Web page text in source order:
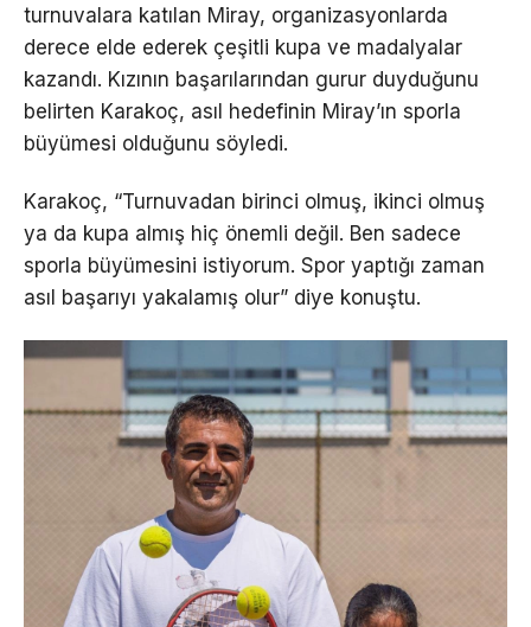
turnuvalara katılan Miray, organizasyonlarda
derece elde ederek çeşitli kupa ve madalyalar
kazandı. Kızının başarılarından gurur duyduğunu
belirten Karakoç, asıl hedefinin Miray’ın sporla
büyümesi olduğunu söyledi.
Karakoç, “Turnuvadan birinci olmuş, ikinci olmuş
ya da kupa almış hiç önemli değil. Ben sadece
sporla büyümesini istiyorum. Spor yaptığı zaman
asıl başarıyı yakalamış olur” diye konuştu.